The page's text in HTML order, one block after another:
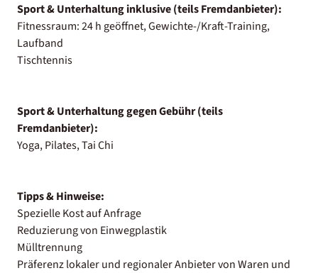
Sport & Unterhaltung inklusive (teils Fremdanbieter):
Fitnessraum: 24 h geöffnet, Gewichte-/Kraft-Training,
Laufband
Tischtennis
Sport & Unterhaltung gegen Gebühr (teils
Fremdanbieter):
Yoga, Pilates, Tai Chi
Tipps & Hinweise:
Spezielle Kost auf Anfrage
Reduzierung von Einwegplastik
Mülltrennung
Präferenz lokaler und regionaler Anbieter von Waren und